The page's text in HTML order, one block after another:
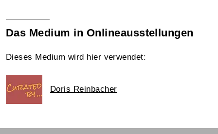
Das Medium in Onlineausstellungen
Dieses Medium wird hier verwendet:
Doris Reinbacher